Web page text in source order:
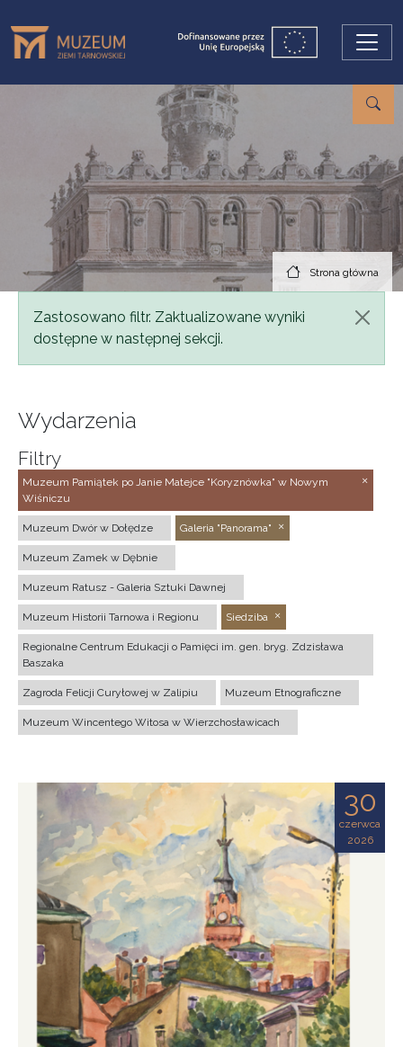
Strona główna
Komunikat
Zastosowano filtr. Zaktualizowane wyniki
dostępne w następnej sekcji.
Wydarzenia
Filtry
Muzeum Pamiątek po Janie Matejce "Koryznówka" w Nowym
Wiśniczu
Muzeum Dwór w Dołędze Galeria "Panorama"
Muzeum Zamek w Dębnie
Muzeum Ratusz - Galeria Sztuki Dawnej
Muzeum Historii Tarnowa i Regionu Siedziba
Regionalne Centrum Edukacji o Pamięci im. gen. bryg. Zdzisława
Baszaka
Zagroda Felicji Curyłowej w Zalipiu Muzeum Etnograficzne
Muzeum Wincentego Witosa w Wierzchosławicach
30
czerwca
2026